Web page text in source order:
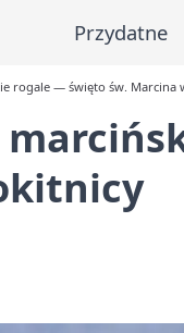
Przydatne
rogale — święto św. Marcina